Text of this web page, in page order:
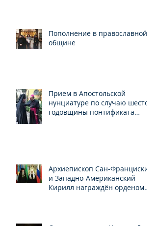
Пополнение в православной
общине
Прием в Апостольской
нунциатуре по случаю шестой
годовщины понтификата
Архиепископ Сан-Франциский
и Западно-Американский
Кирилл награждён орденом